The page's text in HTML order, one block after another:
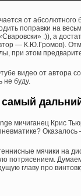
от абсолютного
поправки на
:)), а
— К.Ю.Громов).
при этом
видео от автора
не буду.
мичиганец Крис
мячики на
потрясением.
главу про